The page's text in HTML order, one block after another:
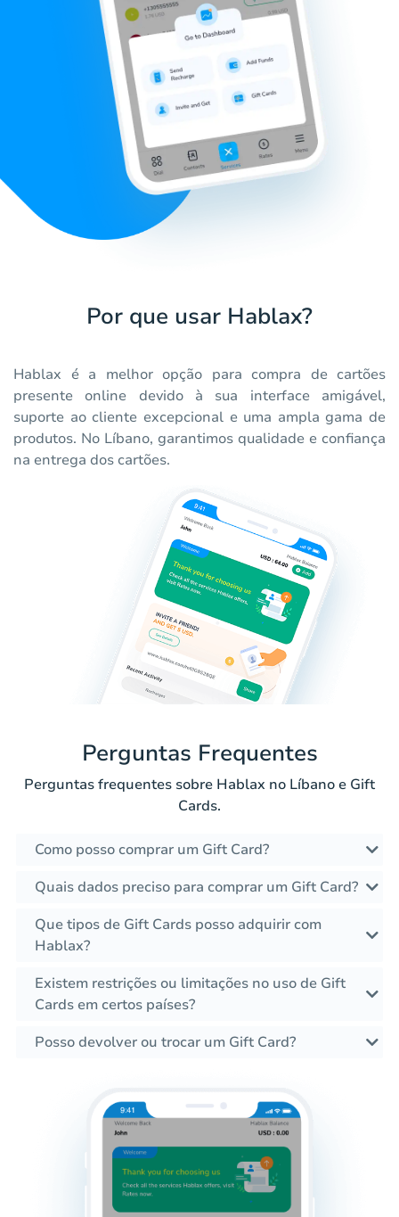
Por que usar Hablax?
Hablax é a melhor opção para compra de cartões
presente online devido à sua interface amigável,
suporte ao cliente excepcional e uma ampla gama de
produtos. No Líbano, garantimos qualidade e confiança
na entrega dos cartões.
Perguntas Frequentes
Perguntas frequentes sobre Hablax no Líbano e Gift
Cards.
Como posso comprar um Gift Card?
Quais dados preciso para comprar um Gift Card?
Que tipos de Gift Cards posso adquirir com
Hablax?
Existem restrições ou limitações no uso de Gift
Cards em certos países?
Posso devolver ou trocar um Gift Card?